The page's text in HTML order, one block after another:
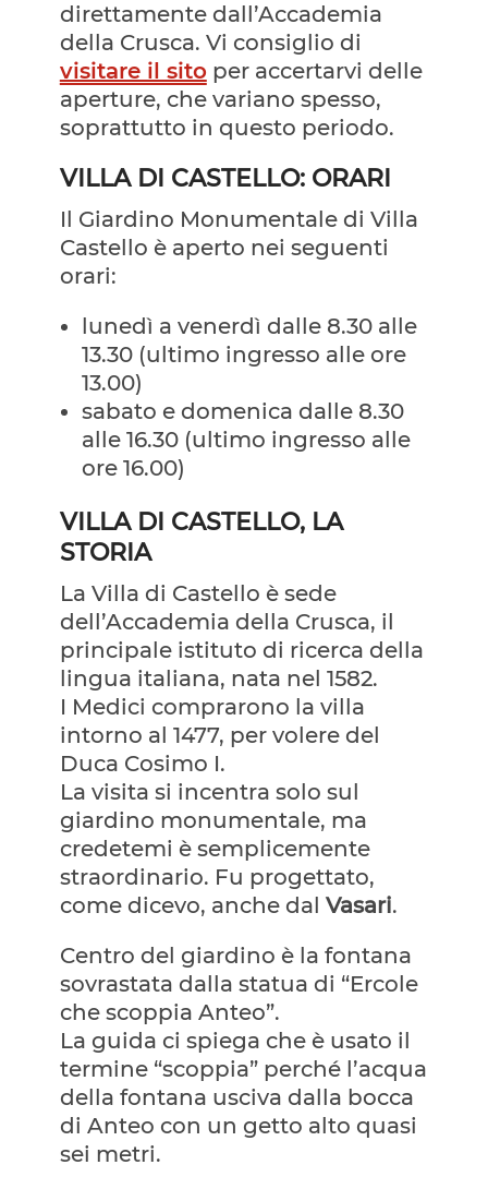
direttamente dall’Accademia
della Crusca. Vi consiglio di
visitare il sitoper accertarvi delle
aperture, che variano spesso,
soprattutto in questo periodo.
VILLA DI CASTELLO: ORARI
Il Giardino Monumentale di Villa
Castello è aperto nei seguenti
orari:
lunedì a venerdì dalle 8.30 alle
13.30 (ultimo ingresso alle ore
13.00)
sabato e domenica dalle 8.30
alle 16.30 (ultimo ingresso alle
ore 16.00)
VILLA DI CASTELLO, LA
STORIA
La Villa di Castello è sede
dell’Accademia della Crusca, il
principale istituto di ricerca della
lingua italiana, nata nel 1582.
I Medici comprarono la villa
intorno al 1477, per volere del
Duca Cosimo I.
La visita si incentra solo sul
giardino monumentale, ma
credetemi è semplicemente
straordinario. Fu progettato,
come dicevo, anche dal Vasari.
Centro del giardino è la fontana
sovrastata dalla statua di “Ercole
che scoppia Anteo”.
La guida ci spiega che è usato il
termine “scoppia” perché l’acqua
della fontana usciva dalla bocca
di Anteo con un getto alto quasi
sei metri.